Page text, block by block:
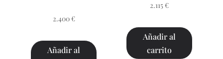
2.400 €
Añadir al
2.115 €
Añadir al
carrito